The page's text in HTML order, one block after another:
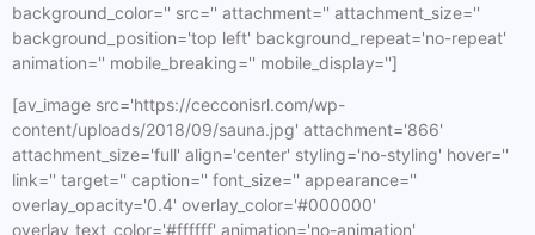
background_color='' src='' attachment='' attachment_size=''
background_position='top left' background_repeat='no-repeat'
animation='' mobile_breaking='' mobile_display='']
[av_image src='https://cecconisrl.com/wp-
content/uploads/2018/09/sauna.jpg' attachment='866'
attachment_size='full' align='center' styling='no-styling' hover=''
link='' target='' caption='' font_size='' appearance=''
overlay_opacity='0.4' overlay_color='#000000'
overlay_text_color='#ffffff' animation='no-animation'